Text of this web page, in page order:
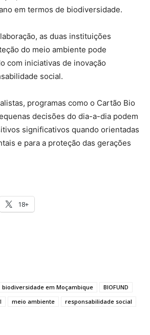
em termos de biodiversidade.
as duas instituições
do meio ambiente pode
com iniciativas de inovação
social.
programas como o Cartão Bio
decisões do dia-a-dia podem
significativos quando orientadas
e para a proteção das gerações
18+
biodiversidade em Moçambique
BIOFUND
meio ambiente
responsabilidade social